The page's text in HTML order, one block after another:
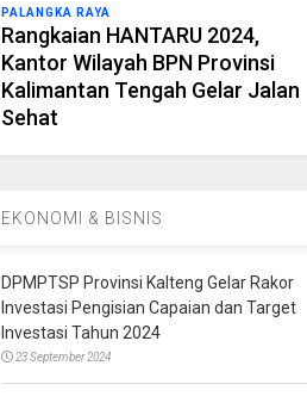
PALANGKA RAYA
Rangkaian HANTARU 2024,
Kantor Wilayah BPN Provinsi
Kalimantan Tengah Gelar Jalan
Sehat
EKONOMI & BISNIS
DPMPTSP Provinsi Kalteng Gelar Rakor
Investasi Pengisian Capaian dan Target
Investasi Tahun 2024
23 September 2024